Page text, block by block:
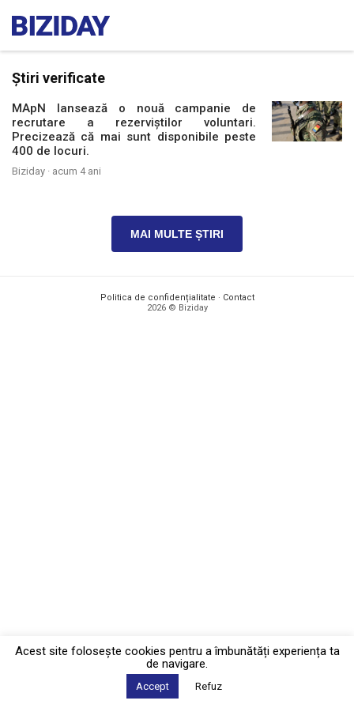
Știri verificate
MApN lansează o nouă campanie de
recrutare a rezerviștilor voluntari.
Precizează că mai sunt disponibile peste
400 de locuri.
Biziday · acum 4 ani
MAI MULTE ȘTIRI
Politica de confidențialitate · Contact
2026 © Biziday
Acest site foloseşte cookies pentru a îmbunătăți experiența ta
de navigare.
Accept Refuz